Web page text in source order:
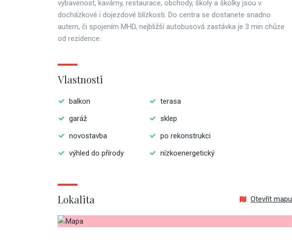
vybavenost, kavárny, restaurace, obchody, školy a školky jsou v
docházkové i dojezdové blízkosti. Do centra se dostanete snadno
autem, či spojením MHD, nejbližší autobusová zastávka je 3 min chůze
od rezidence.
Vlastnosti
balkon
terasa
garáž
sklep
novostavba
po rekonstrukci
výhled do přírody
nízkoenergetický
Lokalita Otevřít mapu